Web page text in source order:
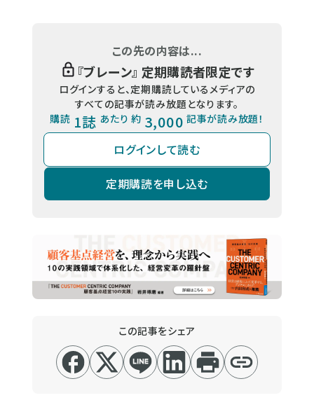
この先の内容は...
『ブレーン』 定期購読者限定です
ログインすると、定期購読しているメディアの
すべての記事が読み放題となります。
購読 1誌 あたり 約 3,000 記事が読み放題！
ログインして読む
定期購読を申し込む
この記事をシェア